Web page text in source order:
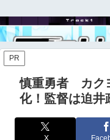
PR
慎重勇者 カク
化！監督は迫井
X